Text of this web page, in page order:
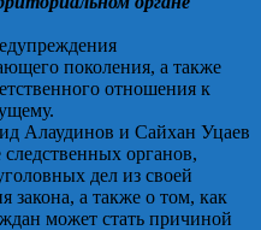
поколения, а также
отношения к
Алаудинов и Сайхан Уцаев
органов,
дел из своей
закона, а также о том, как
может стать причиной